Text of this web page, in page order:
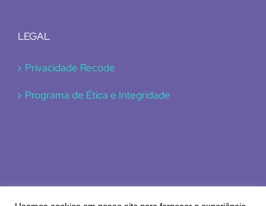
LEGAL
Privacidade Recode
Programa de Ética e Integridade